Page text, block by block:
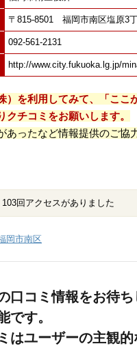
〒815-8501 福岡市南区塩原3
092-561-2131
http://www.city.fukuoka.lg.jp/
）を利用してみて、「ここ
クチコミをお願いします。
あったなど情報提供のご協
回アクセスがありました
岡市南区
口コミ情報をお待
です。
はユーザーの主観